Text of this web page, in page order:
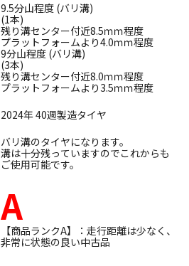
9.5分山程度 (バリ溝)
(1本)
残り溝センター付近8.5ｍｍ程度
プラットフォームより4.0ｍｍ程度
9分山程度 (バリ溝)
(3本)
残り溝センター付近8.0ｍｍ程度
プラットフォームより3.5ｍｍ程度
2024年 40週製造タイヤ
バリ溝のタイヤになります。
溝は十分残っていますのでこれからも
ご使用可能です。
A
【商品ランクA】：走行距離は少なく、
非常に状態の良い中古品